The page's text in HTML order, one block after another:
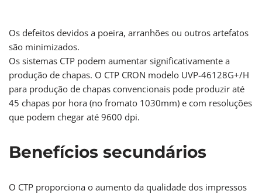
Os defeitos devidos a poeira, arranhões ou outros artefatos
são minimizados.
Os sistemas CTP podem aumentar significativamente a
produção de chapas. O CTP CRON modelo UVP-46128G+/H
para produção de chapas convencionais pode produzir até
45 chapas por hora (no fromato 1030mm) e com resoluções
que podem chegar até 9600 dpi.
Benefícios secundários
O CTP proporciona o aumento da qualidade dos impressos